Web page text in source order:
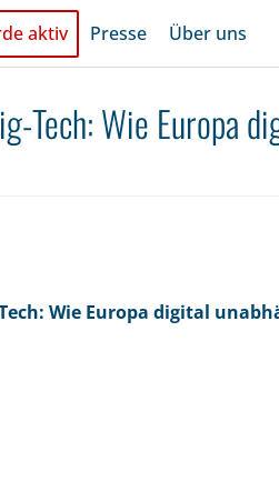
aktiv Presse Über uns
Tech: Wie Europa
Wie Europa digital